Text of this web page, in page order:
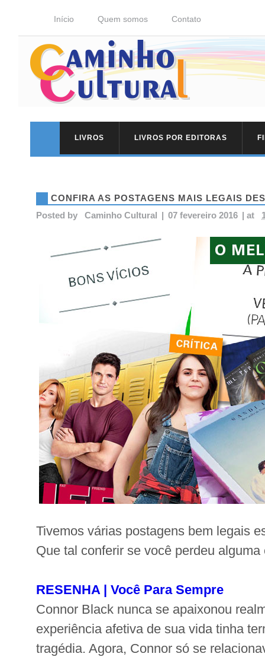
Início Quem somos Contato
LIVROS LIVROS POR EDITORAS
CONFIRA AS POSTAGENS MAIS LEGAIS
Posted by
Caminho Cultural | 07 fevereiro 2016 | at
Tivemos várias postagens bem legais
Que tal conferir se você perdeu
RESENHA | Você Para Sempre
Connor Black nunca se apaixonou
experiência afetiva de sua vida tinha
tragédia. Agora, Connor só se